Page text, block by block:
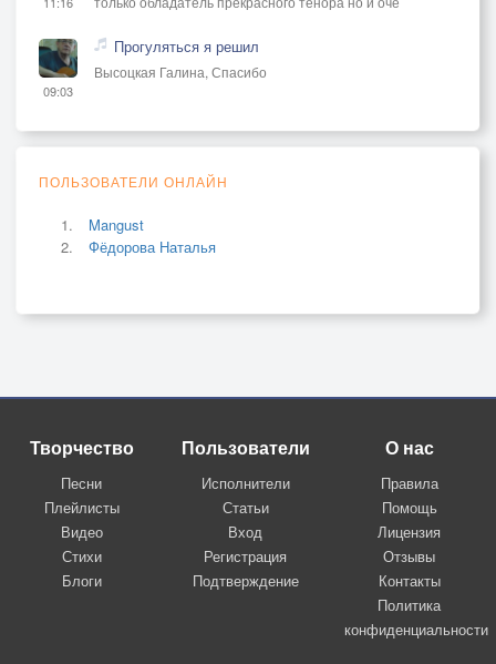
09:03
Прогуляться я решил
Высоцкая Галина, Спасибо
ПОЛЬЗОВАТЕЛИ ОНЛАЙН
Mangust
Фёдорова Наталья
Творчество
Песни
Плейлисты
Видео
Стихи
Блоги
Пользователи
Исполнители
Статьи
Вход
Регистрация
Подтверждение
О нас
Правила
Помощь
Лицензия
Отзывы
Контакты
Политика
конфиденциальности